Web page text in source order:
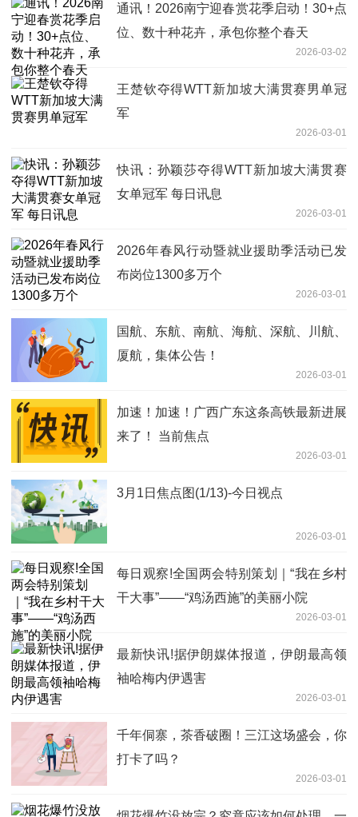
通讯！2026南宁迎春赏花季启动！30+点
位、数十种花卉，承包你整个春天
2026-03-02
王楚钦夺得WTT新加坡大满贯赛男单冠
军
2026-03-01
快讯：孙颖莎夺得WTT新加坡大满贯赛
女单冠军 每日讯息
2026-03-01
2026年春风行动暨就业援助季活动已发
布岗位1300多万个
2026-03-01
国航、东航、南航、海航、深航、川航、
厦航，集体公告！
2026-03-01
加速！加速！广西广东这条高铁最新进展
来了！ 当前焦点
2026-03-01
3月1日焦点图(1/13)-今日视点
2026-03-01
每日观察!全国两会特别策划｜“我在乡村
干大事”——“鸡汤西施”的美丽小院
2026-03-01
最新快讯!据伊朗媒体报道，伊朗最高领
袖哈梅内伊遇害
2026-03-01
千年侗寨，茶香破圈！三江这场盛会，你
打卡了吗？
2026-03-01